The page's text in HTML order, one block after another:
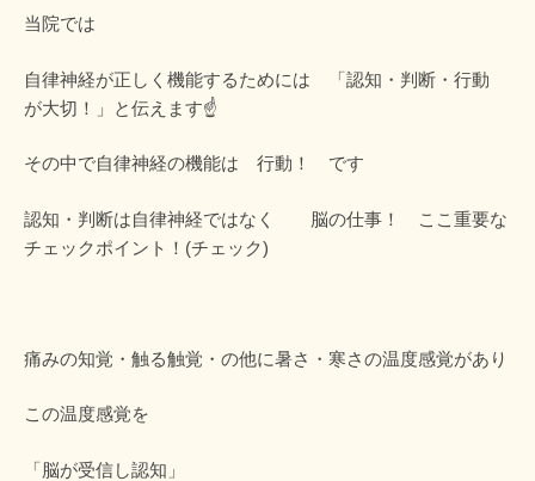
当院では
自律神経が正しく機能するためには 「認知・判断・行動
が大切！」と伝えます☝️
その中で自律神経の機能は 行動！ です
認知・判断は自律神経ではなく 脳の仕事！ ここ重要な
チェックポイント！(チェック)
痛みの知覚・触る触覚・の他に暑さ・寒さの温度感覚があり
この温度感覚を
「脳が受信し認知」